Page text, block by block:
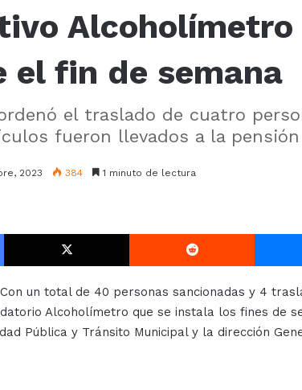
el fin de semana
el traslado de cuatro
fueron llevados a la pensión
2023 384 1 minuto de lectura
Facebook X Reddit
Con un total de 40 personas sancionadas y 4
Alcoholímetro que se instala los fines de
Pública y Tránsito Municipal y la dirección